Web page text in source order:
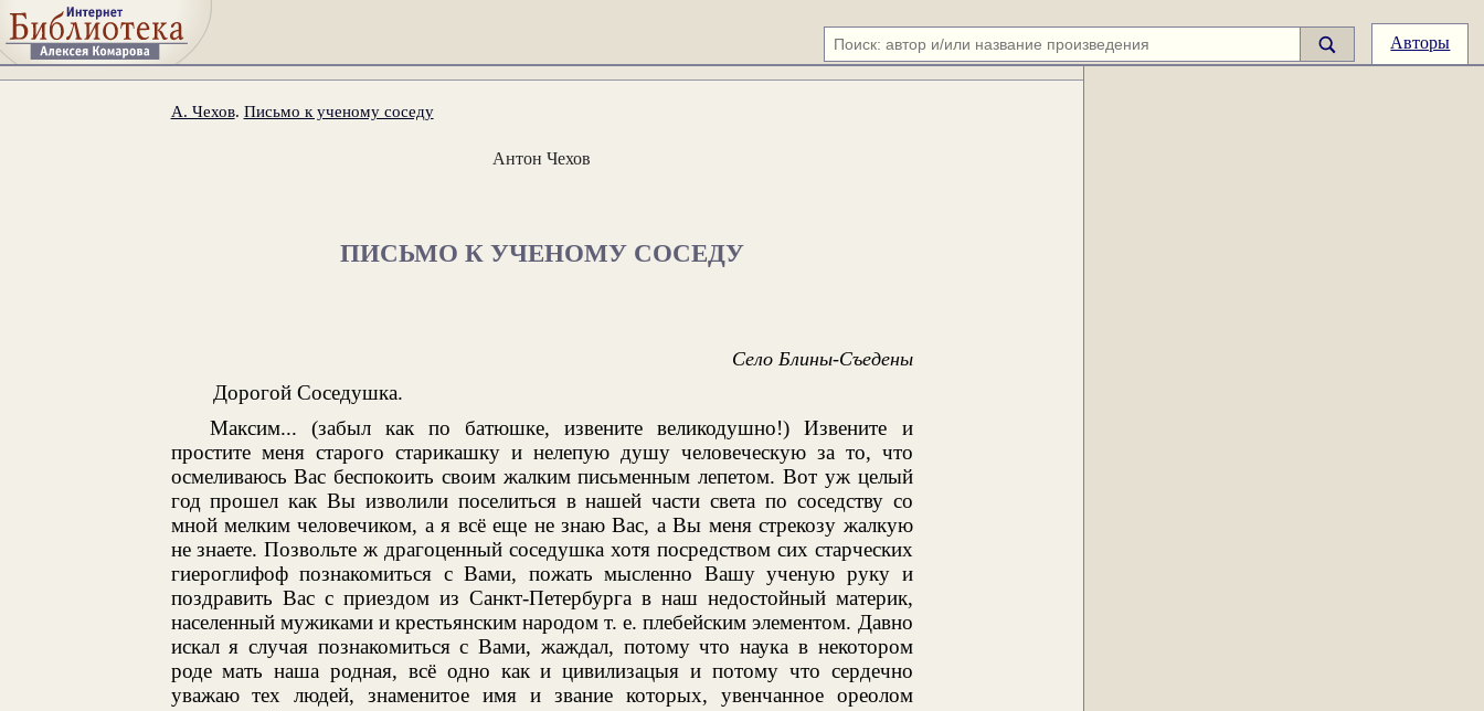
Авторы
А. Чехов. Письмо к ученому соседу
Антон Чехов
ПИСЬМО К УЧЕНОМУ СОСЕДУ
Село Блины-Съедены
Дорогой Соседушка.
Максим... (забыл как по батюшке, извените великодушно!) Извените и
простите меня старого старикашку и нелепую душу человеческую за то, что
осмеливаюсь Вас беспокоить своим жалким письменным лепетом. Вот уж целый
год прошел как Вы изволили поселиться в нашей части света по соседству со
мной мелким человечиком, а я всё еще не знаю Вас, а Вы меня стрекозу жалкую
не знаете. Позвольте ж драгоценный соседушка хотя посредством сих старческих
гиероглифоф познакомиться с Вами, пожать мысленно Вашу ученую руку и
поздравить Вас с приездом из Санкт-Петербурга в наш недостойный материк,
населенный мужиками и крестьянским народом т. е. плебейским элементом. Давно
искал я случая познакомиться с Вами, жаждал, потому что наука в некотором
роде мать наша родная, всё одно как и цивилизацыя и потому что сердечно
уважаю тех людей, знаменитое имя и звание которых, увенчанное ореолом